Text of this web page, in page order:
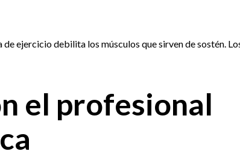
ejercicio debilita los músculos que sirven de sostén.
el profesional